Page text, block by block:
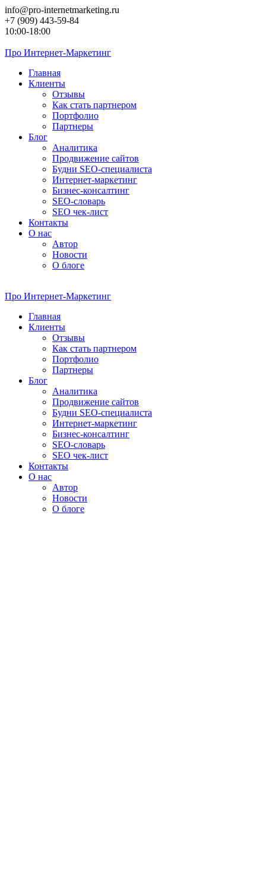
Перейти
к
контенту
info@pro-internetmarketing.ru
+7 (909) 443-59-84
10:00-18:00
Про Интернет-Маркетинг
Главная
Клиенты
Отзывы
Как стать партнером
Портфолио
Партнеры
Блог
Аналитика
Продвижение сайтов
Будни SEO-специалиста
Интернет-маркетинг
Бизнес-консалтинг
SEO-словарь
SEO чек-лист
Контакты
О нас
Автор
Новости
О блоге
Про Интернет-Маркетинг
Главная
Клиенты
Отзывы
Как стать партнером
Портфолио
Партнеры
Блог
Аналитика
Продвижение сайтов
Будни SEO-специалиста
Интернет-маркетинг
Бизнес-консалтинг
SEO-словарь
SEO чек-лист
Контакты
О нас
Автор
Новости
О блоге